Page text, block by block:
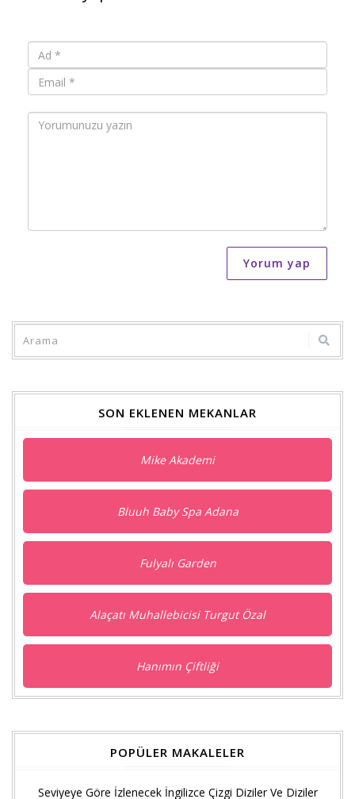
Yorum yap
SON EKLENEN MEKANLAR
Mike Akademi
Bluuh Baby Spa Adana
Fulyalı Garden
Alaçatı Muhallebicisi Turgut Özal
Hanımın Çiftliği
POPÜLER MAKALELER
Seviyeye Göre İzlenecek İngilizce Çizgi Diziler Ve Diziler